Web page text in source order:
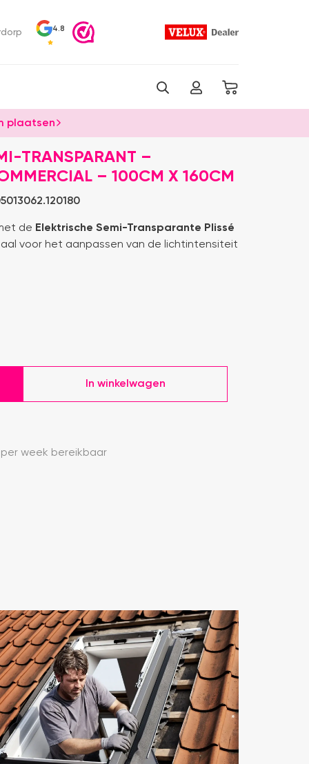
4.8
plaatsen
TRANSPARANT –
– 100CM X 160CM
de Elektrische Semi-Transparante Plissé
voor het aanpassen van de lichtintensiteit
In winkelwagen
week bereikbaar